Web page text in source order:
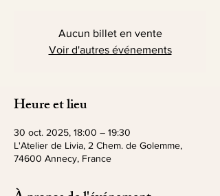
Aucun billet en vente
Voir d'autres événements
Heure et lieu
30 oct. 2025, 18:00 – 19:30
L'Atelier de Livia, 2 Chem. de Golemme,
74600 Annecy, France